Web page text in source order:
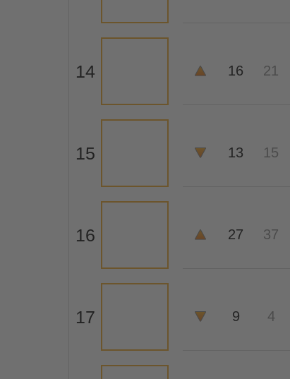
14 16 21
15 13 15
16 27 37
17 9 4